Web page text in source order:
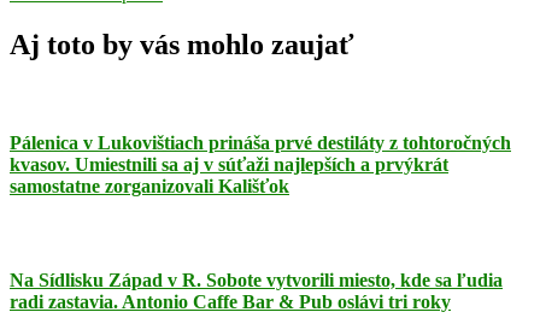
Aj toto by vás mohlo zaujať
Pálenica v Lukovištiach prináša prvé destiláty z tohtoročných
kvasov. Umiestnili sa aj v súťaži najlepších a prvýkrát
samostatne zorganizovali Kališťok
Na Sídlisku Západ v R. Sobote vytvorili miesto, kde sa ľudia
radi zastavia. Antonio Caffe Bar & Pub oslávi tri roky